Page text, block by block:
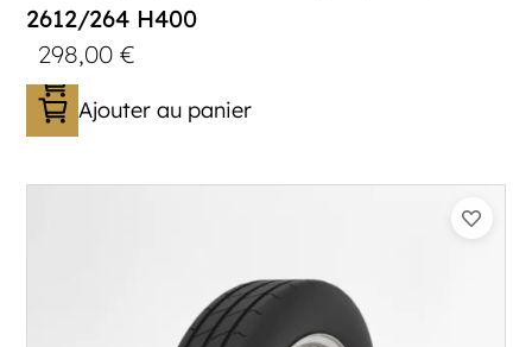
2612/264 H400
298,00€
Ajouter au panier